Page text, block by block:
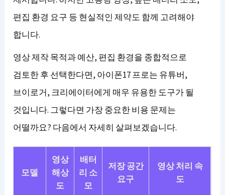
편집 환경 요구 등 현실적인 제약도 함께 고려해야
합니다.
영상 제작 목적과 예산, 편집 환경을 종합적으로
검토한 후 선택한다면, 아이폰17 프로는 유튜버,
브이로거, 크리에이터에게 매우 유용한 도구가 될
것입니다. 그렇다면 가장 중요한 비용 문제는
어떨까요? 다음에서 자세히 살펴보겠습니다.
모델
영상
해상
도
배터
리 소
모
저장 공간
요구
영상 처리 속
도